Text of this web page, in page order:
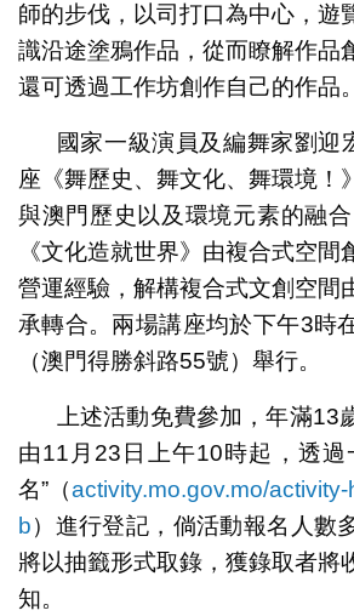
師的步伐，以司打口為中心，遊
識沿途塗鴉作品，從而瞭解作品
還可透過工作坊創作自己的作品。
國家一級演員及編舞家劉迎
座《舞歷史、舞文化、舞環境！
與澳門歷史以及環境元素的融
《文化造就世界》由複合式空間
營運經驗，解構複合式文創空間
承轉合。兩場講座均於下午3時
（澳門得勝斜路55號）舉行。
上述活動免費參加，年滿13
由11月23日上午10時起，透過
名”（activity.mo.gov.mo/
b）進行登記，倘活動報名人數
將以抽籤形式取錄，獲錄取者將
知。